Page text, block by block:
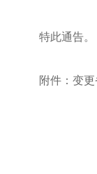
特此通告。
附件：变